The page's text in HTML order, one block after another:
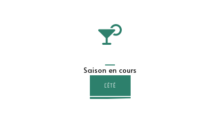
Saison en cours
L'ÉTÉ